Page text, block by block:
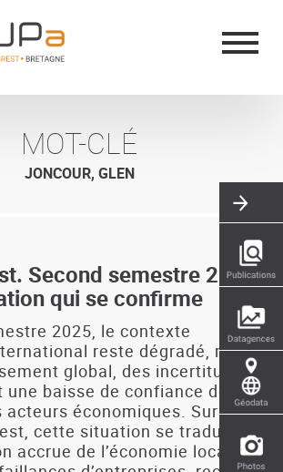
MOT-CLÉ
JONCOUR, GLEN
Second semestre 2025 :
qui se confirme
2025, le contexte
reste dégradé, marqué
global, des incertitudes
baisse de confiance de
acteurs économiques. Sur le
cette situation se traduit par
accrue de l’économie locale :
cookies